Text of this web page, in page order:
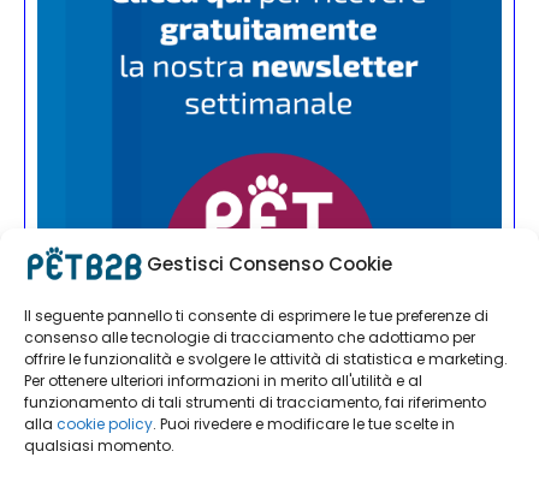
Gestisci Consenso Cookie
Il seguente pannello ti consente di esprimere le tue preferenze di
consenso alle tecnologie di tracciamento che adottiamo per
offrire le funzionalità e svolgere le attività di statistica e marketing.
Per ottenere ulteriori informazioni in merito all'utilità e al
funzionamento di tali strumenti di tracciamento, fai riferimento
alla cookie policy. Puoi rivedere e modificare le tue scelte in
qualsiasi momento.